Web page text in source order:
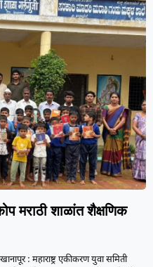
मराठी शाळांत शैक्षणिक
: महाराष्ट्र एकीकरण युवा समिती